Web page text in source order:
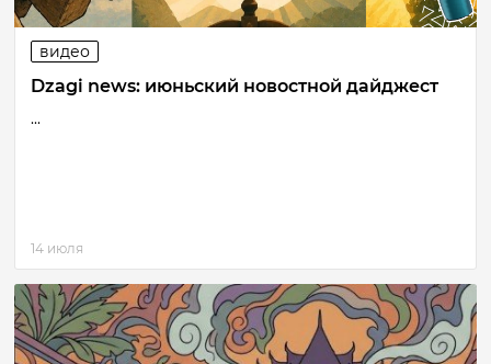
видео
Dzagi news: июньский новостной дайджест
...
14 июля